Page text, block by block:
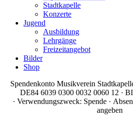
Stadtkapelle
Konzerte
Jugend
Ausbildung
Lehrgänge
Freizeitangebot
Bilder
Shop
Spendenkonto Musikverein
DE84 6039 0300 0032 0060 12 ·
· Verwendungszweck: Spende ·
angeben